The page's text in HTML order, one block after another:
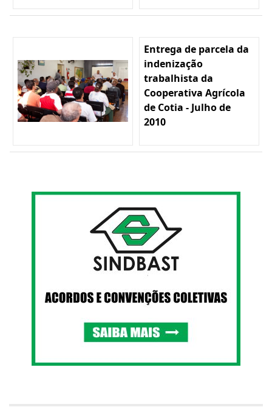
Entrega de parcela da
indenização
trabalhista da
Cooperativa Agrícola
de Cotia - Julho de
2010